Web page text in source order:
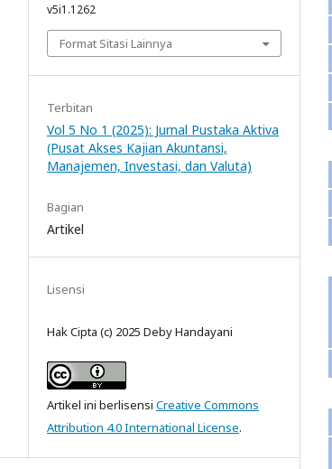
v5i1.1262
Format Sitasi Lainnya
Terbitan
Vol 5 No 1 (2025): Jurnal Pustaka Aktiva
(Pusat Akses Kajian Akuntansi,
Manajemen, Investasi, dan Valuta)
Bagian
Artikel
Lisensi
Hak Cipta (c) 2025 Deby Handayani
Artikel ini berlisensi Creative Commons
Attribution 4.0 International License.